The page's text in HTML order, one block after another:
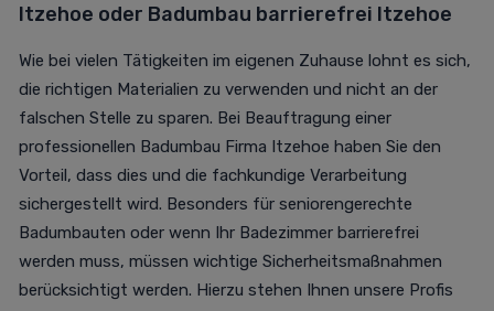
Itzehoe oder Badumbau barrierefrei Itzehoe
Wie bei vielen Tätigkeiten im eigenen Zuhause lohnt es sich,
die richtigen Materialien zu verwenden und nicht an der
falschen Stelle zu sparen. Bei Beauftragung einer
professionellen Badumbau Firma Itzehoe haben Sie den
Vorteil, dass dies und die fachkundige Verarbeitung
sichergestellt wird. Besonders für seniorengerechte
Badumbauten oder wenn Ihr Badezimmer barrierefrei
werden muss, müssen wichtige Sicherheitsmaßnahmen
berücksichtigt werden. Hierzu stehen Ihnen unsere Profis